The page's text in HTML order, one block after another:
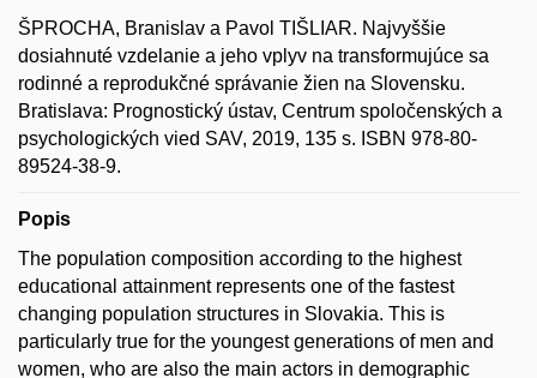
ŠPROCHA, Branislav a Pavol TIŠLIAR. Najvyššie
dosiahnuté vzdelanie a jeho vplyv na transformujúce sa
rodinné a reprodukčné správanie žien na Slovensku.
Bratislava: Prognostický ústav, Centrum spoločenských a
psychologických vied SAV, 2019, 135 s. ISBN 978-80-
89524-38-9.
Popis
The population composition according to the highest
educational attainment represents one of the fastest
changing population structures in Slovakia. This is
particularly true for the youngest generations of men and
women, who are also the main actors in demographic